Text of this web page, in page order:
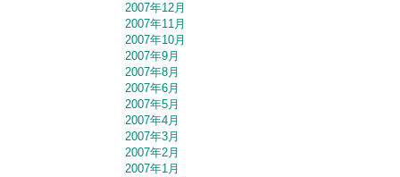
2007年12月
2007年11月
2007年10月
2007年9月
2007年8月
2007年6月
2007年5月
2007年4月
2007年3月
2007年2月
2007年1月